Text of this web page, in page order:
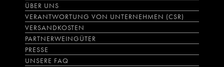
ÜBER UNS
VERANTWORTUNG VON UNTERNEHMEN (CSR)
VERSANDKOSTEN
PARTNERWEINGÜTER
PRESSE
UNSERE FAQ